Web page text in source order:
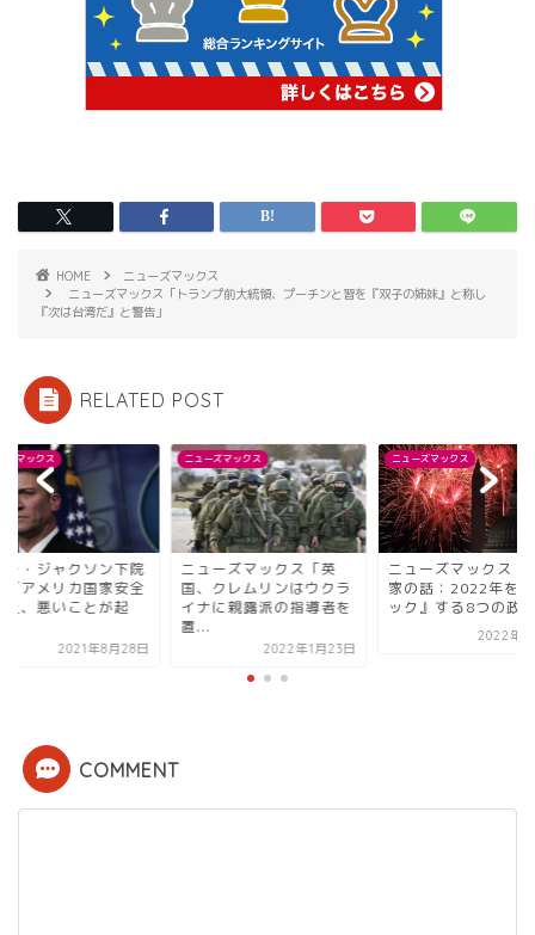
HOME
ニューズマックス
ニューズマックス「トランプ前大統領、プーチンと習を『双子の姉妹』と称し
『次は台湾だ』と警告」
RELATED POST
ズマックス
ー・ジャクソン下院
「アメリカ国家安全
上、悪いことが起
2021年8月28日
ニューズマックス
ニューズマックス「英
国、クレムリンはウクラ
イナに親露派の指導者を
置...
2022年1月23日
ニューズマックス
ニューズマックス「
家の話：2022年を
ック』する8つの政
2022年1
COMMENT